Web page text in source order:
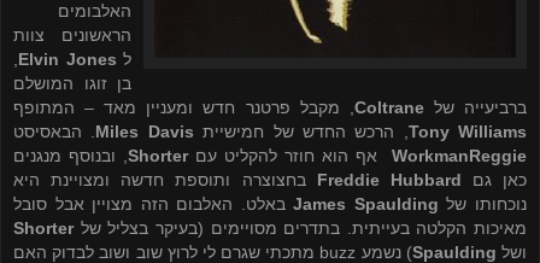
האלבומים
הראשונים צוות
ל Elvin Jones
בן זוגו המושלם
ברביעייה שלColtrane , מקבל פרטנר חדש ומעניין מאד – המתופף
Tony Williams , הרכש החדש של חמישיית Miles Davis . הבאסיסט
Reggie
Workman אף הוא חוזר להקליט עםShorter , ובנוסף מנגנים
כאן גם Freddie Hubbard בחצוצרה ותוספת חדשה ומצויינת היא
נוכחותו של James Spauldingבאלט. האלבום הזה מצויין אבל סובל
מאיכות הקלטה בעייתית. בתדרים מסויימים (בעיקר בצליל שלShorter
ושל Spaulding) נשמע buzz מתכתי שגרם לי לרוץ שוב ושוב לבדוק האם